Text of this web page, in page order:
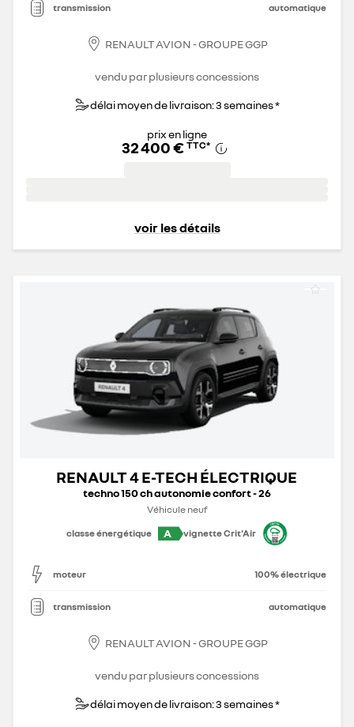
transmission automatique
RENAULT AVION - GROUPE GGP
vendu par plusieurs concessions
délai moyen de livraison: 3 semaines *
prix en ligne
32 400 € TTC*
voir les détails
RENAULT 4 E-TECH ÉLECTRIQUE
techno 150 ch autonomie confort - 26
Véhicule neuf
classe énergétique
A vignette Crit'Air
moteur 100% électrique
transmission automatique
RENAULT AVION - GROUPE GGP
vendu par plusieurs concessions
délai moyen de livraison: 3 semaines *